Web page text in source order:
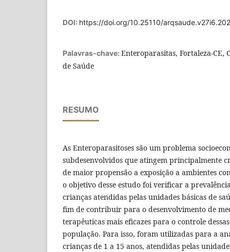
DOI: https://doi.org/10.25110/
Palavras-chave: Enteroparasitas, Fortaleza-CE,
de Saúde
RESUMO
As Enteroparasitoses são um problema
subdesenvolvidos que atingem principalmente
de maior propensão a exposição a ambientes
o objetivo desse estudo foi verificar a
crianças atendidas pelas unidades básicas de
fim de contribuir para o desenvolvimento de
terapêuticas mais eficazes para o controle
população. Para isso, foram utilizadas para a
crianças de 1 a 15 anos, atendidas pelas